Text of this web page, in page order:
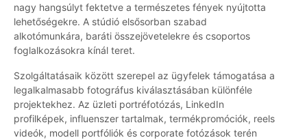
nagy hangsúlyt fektetve a természetes fények nyújtotta
lehetőségekre. A stúdió elsősorban szabad
alkotómunkára, baráti összejövetelekre és csoportos
foglalkozásokra kínál teret.
Szolgáltatásaik között szerepel az ügyfelek támogatása a
legalkalmasabb fotográfus kiválasztásában különféle
projektekhez. Az üzleti portréfotózás, LinkedIn
profilképek, influenszer tartalmak, termékpromóciók, reels
videók, modell portfóliók és corporate fotózások terén